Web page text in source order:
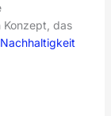
das